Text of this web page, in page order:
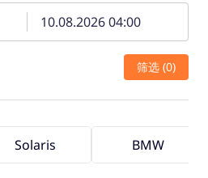
筛选 (0)
Solaris BMW